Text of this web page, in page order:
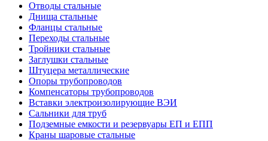
Отводы стальные
Днища стальные
Фланцы стальные
Переходы стальные
Тройники стальные
Заглушки стальные
Штуцера металлические
Опоры трубопроводов
Компенсаторы трубопроводов
Вставки электроизолирующие ВЭИ
Сальники для труб
Подземные емкости и резервуары ЕП и ЕПП
Краны шаровые стальные